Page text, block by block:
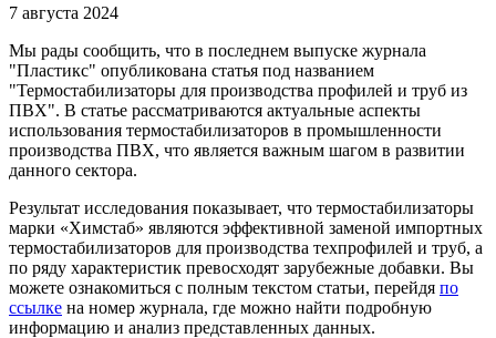
7 августа 2024
Мы рады сообщить, что в последнем выпуске журнала
"Пластикс" опубликована статья под названием
"Термостабилизаторы для производства профилей и труб из
ПВХ". В статье рассматриваются актуальные аспекты
использования термостабилизаторов в промышленности
производства ПВХ, что является важным шагом в развитии
данного сектора.
Результат исследования показывает, что термостабилизаторы
марки «Химстаб» являются эффективной заменой импортных
термостабилизаторов для производства техпрофилей и труб, а
по ряду характеристик превосходят зарубежные добавки. Вы
можете ознакомиться с полным текстом статьи, перейдя по
ссылке на номер журнала, где можно найти подробную
информацию и анализ представленных данных.